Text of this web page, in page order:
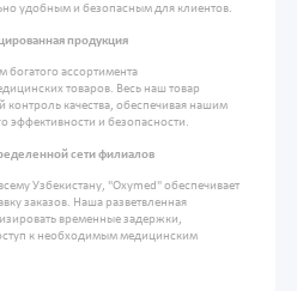
удобным и безопасным для клиентов.
продукция
богатого ассортимента
товаров. Весь наш товар
качества, обеспечивая нашим
эффективности и безопасности.
сети филиалов
Узбекистану, "Oxymed" обеспечивает
заказов. Наша разветвленная
временные задержки,
к необходимым медицинским